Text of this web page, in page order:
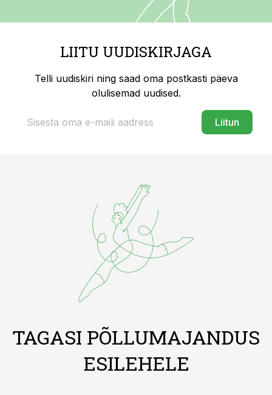
LIITU UUDISKIRJAGA
Telli uudiskiri ning saad oma postkasti päeva
olulisemad uudised.
Liitun
TAGASI PÕLLUMAJANDUS
ESILEHELE